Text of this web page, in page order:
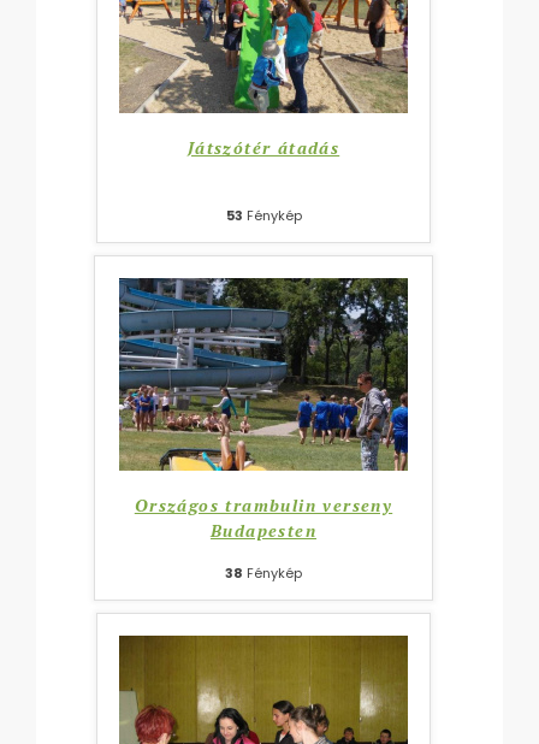
Játszótér átadás
53 Fénykép
Országos trambulin verseny
Budapesten
38 Fénykép